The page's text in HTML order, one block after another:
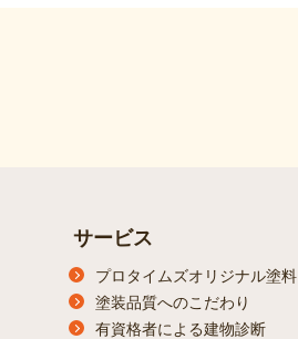
サービス
プロタイムズオリジナル塗料
塗装品質へのこだわり
有資格者による建物診断